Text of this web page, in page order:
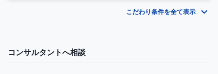
こだわり条件を全て表示
コンサルタントへ相談